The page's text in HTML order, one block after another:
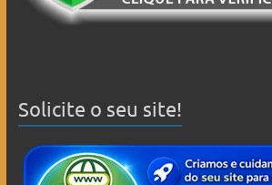
Solicite o seu site!